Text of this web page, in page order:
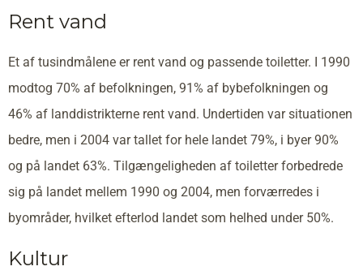
Rent vand
Et af tusindmålene er rent vand og passende toiletter. I 1990
modtog 70% af befolkningen, 91% af bybefolkningen og
46% af landdistrikterne rent vand. Undertiden var situationen
bedre, men i 2004 var tallet for hele landet 79%, i byer 90%
og på landet 63%. Tilgængeligheden af toiletter forbedrede
sig på landet mellem 1990 og 2004, men forværredes i
byområder, hvilket efterlod landet som helhed under 50%.
Kultur